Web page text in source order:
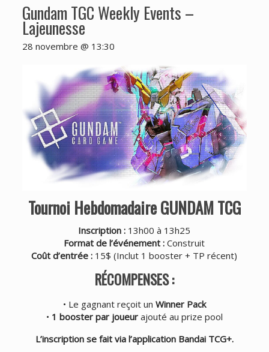
Gundam TGC Weekly Events –
Lajeunesse
28 novembre @ 13:30
Tournoi Hebdomadaire GUNDAM TCG
Inscription : 13h00 à 13h25
Format de l’événement : Construit
Coût d’entrée : 15$ (Inclut 1 booster + TP récent)
RÉCOMPENSES :
• Le gagnant reçoit un Winner Pack
• 1 booster par joueurajouté au prize pool
L’inscription se fait via l’application Bandai TCG+.